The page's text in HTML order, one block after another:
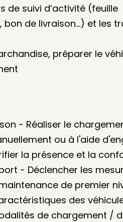
de suivi d’activité (feuille
de livraison…) et les
préparer le
- Réaliser le
ou à l'aide
la présence et la
- Déclencher les
de premier
des
de chargement /